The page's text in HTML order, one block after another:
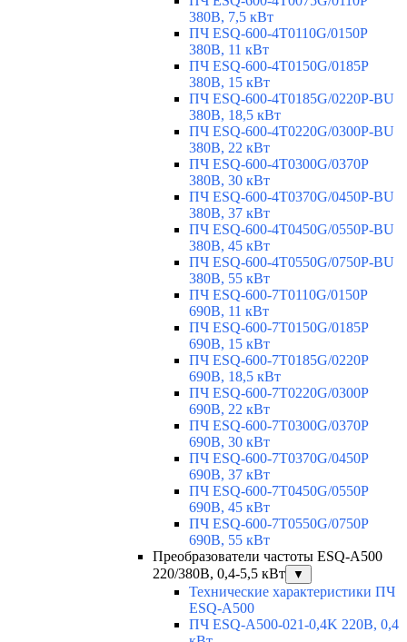
380В, 7,5 кВт
ПЧ ESQ-600-4T0110G/0150P
380В, 11 кВт
ПЧ ESQ-600-4T0150G/0185P
380В, 15 кВт
ПЧ ESQ-600-4T0185G/0220P-BU
380В, 18,5 кВт
ПЧ ESQ-600-4T0220G/0300P-BU
380В, 22 кВт
ПЧ ESQ-600-4T0300G/0370P
380В, 30 кВт
ПЧ ESQ-600-4T0370G/0450P-BU
380В, 37 кВт
ПЧ ESQ-600-4T0450G/0550P-BU
380В, 45 кВт
ПЧ ESQ-600-4T0550G/0750P-BU
380В, 55 кВт
ПЧ ESQ-600-7T0110G/0150P
690В, 11 кВт
ПЧ ESQ-600-7T0150G/0185P
690В, 15 кВт
ПЧ ESQ-600-7T0185G/0220P
690В, 18,5 кВт
ПЧ ESQ-600-7T0220G/0300P
690В, 22 кВт
ПЧ ESQ-600-7T0300G/0370P
690В, 30 кВт
ПЧ ESQ-600-7T0370G/0450P
690В, 37 кВт
ПЧ ESQ-600-7T0450G/0550P
690В, 45 кВт
ПЧ ESQ-600-7T0550G/0750P
690В, 55 кВт
Преобразователи частоты ESQ-A500
220/380В, 0,4-5,5 кВт
▼
Технические характеристики ПЧ
ESQ-A500
ПЧ ESQ-A500-021-0,4K 220В, 0,4